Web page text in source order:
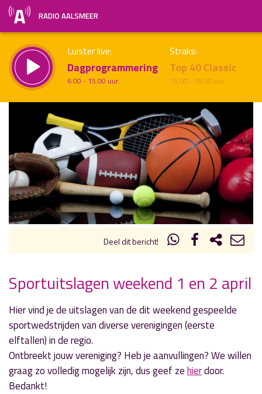
RADIO AALSMEER
Luister live:
Dagprogrammering
6.00 - 15.00 uur
Straks:
Top 40 Classic
15.00 - 18.00 uur
Vorig uur uur 1 van x Volgend uur
Inklappen
Deel dit bericht!
« Vorig nieuwsbericht
» Volgend nieuwsbericht
Kudelstaartse Veiling hoopt op 3 ton
1 april 2017
Sportuitslagen weekend 1 en 2 april
Hier vind je de uitslagen van de dit weekend gespeelde
sportwedstrijden van diverse verenigingen (eerste
elftallen) in de regio.
Ontbreekt jouw vereniging? Heb je aanvullingen? We willen
graag zo volledig mogelijk zijn, dus geef zehierdoor.
Bedankt!